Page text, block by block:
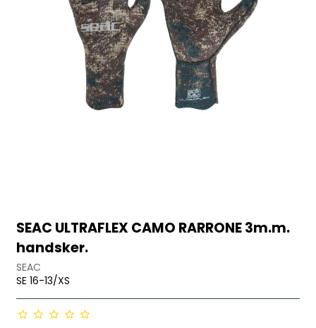
SEAC ULTRAFLEX CAMO RARRONE 3m.m.
handsker.
SEAC
SE 16-13/XS